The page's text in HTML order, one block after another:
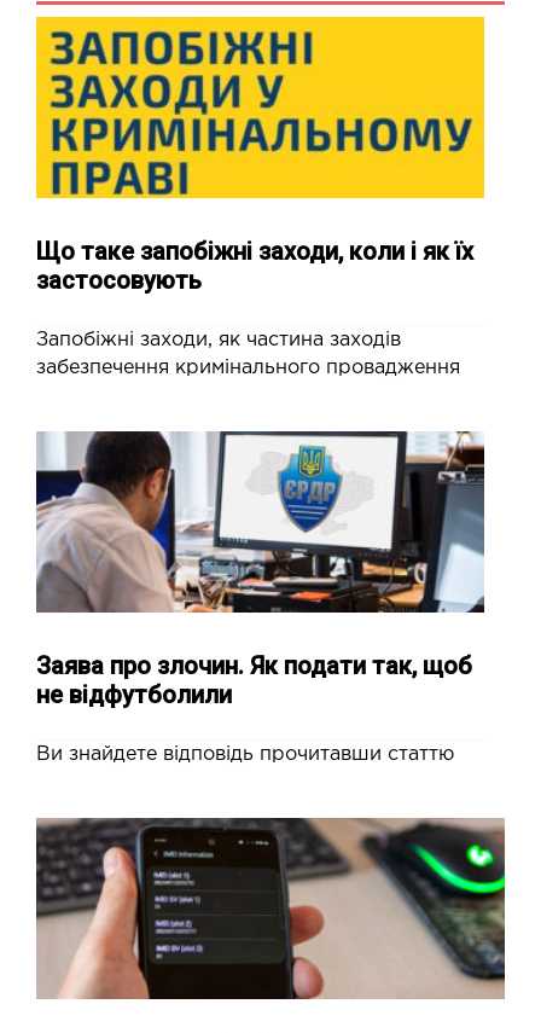
Що таке запобіжні заходи, коли і як їх
застосовують
Запобіжні заходи, як частина заходів
забезпечення кримінального провадження
Заява про злочин. Як подати так, щоб
не відфутболили
Ви знайдете відповідь прочитавши статтю